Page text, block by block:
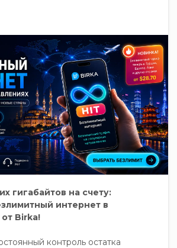
гигабайтов на счету:
интернет в
Birka!
контроль остатка